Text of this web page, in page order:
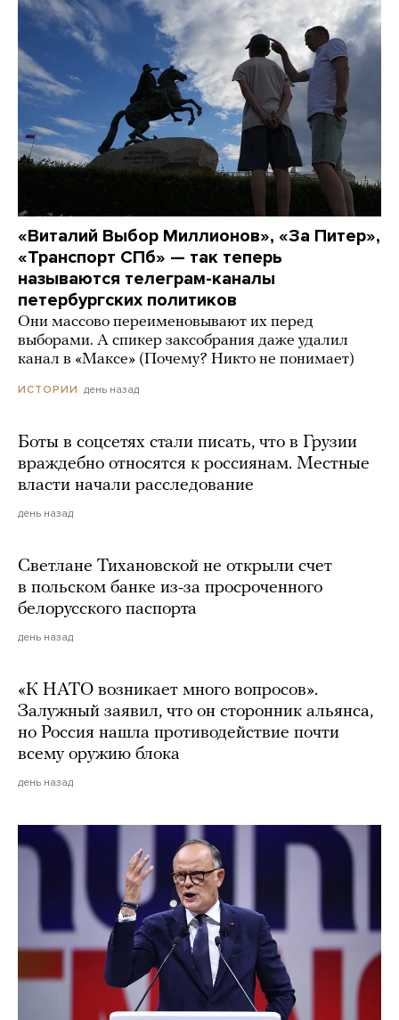
«Виталий Выбор Миллионов», «За Питер»,
«Транспорт СПб» — так теперь
называются телеграм-каналы
петербургских политиков
Они массово переименовывают их перед
выборами. А спикер заксобрания даже удалил
канал в «Максе» (Почему? Никто не понимает)
ИСТОРИИ день назад
Боты в соцсетях стали писать, что в Грузии
враждебно относятся к россиянам. Местные
власти начали расследование
день назад
Светлане Тихановской не открыли счет
в польском банке из-за просроченного
белорусского паспорта
день назад
«К НАТО возникает много вопросов».
Залужный заявил, что он сторонник альянса,
но Россия нашла противодействие почти
всему оружию блока
день назад